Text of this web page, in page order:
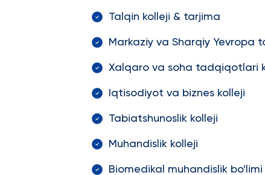
Talqin kolleji & tarjima
Markaziy va Sharqiy Yevropa
Xalqaro va soha tadqiqotlari
Iqtisodiyot va biznes kolleji
Tabiatshunoslik kolleji
Muhandislik kolleji
Biomedikal muhandislik bo'limi